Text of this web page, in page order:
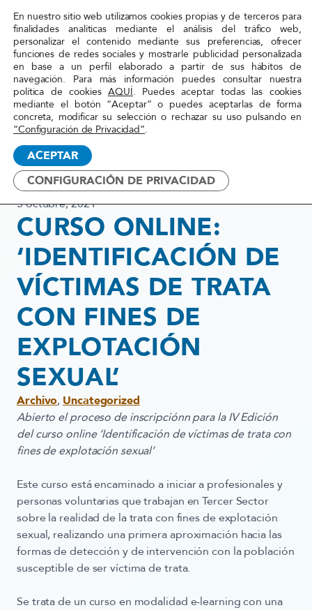
Red
Acoge
Inicio»Actualidad» CURSO ONLINE:
‘IDENTIFICACIÓN DE
VÍCTIMAS DE TRATA CON
5 octubre, 2021
CURSO ONLINE:
‘IDENTIFICACIÓN DE
VÍCTIMAS DE TRATA
CON FINES DE
EXPLOTACIÓN
SEXUAL’
Archivo, Uncategorized
Abierto el proceso de inscripciónn para la IV Edición
del curso online ‘Identificación de víctimas de trata con
fines de explotación sexual’
Este curso está encaminado a iniciar a profesionales y
personas voluntarias que trabajan en Tercer Sector
sobre la realidad de la trata con fines de explotación
sexual, realizando una primera aproximación hacia las
formas de detección y de intervención con la población
susceptible de ser víctima de trata.
Se trata de un curso en modalidad e-learning con una
En nuestro sitio web utilizamos cookies propias y de terceros para
finalidades analíticas mediante el análisis del tráfico web,
personalizar el contenido mediante sus preferencias, ofrecer
funciones de redes sociales y mostrarle publicidad personalizada
en base a un perfil elaborado a partir de sus hábitos de
navegación. Para más información puedes consultar nuestra
política de cookiesAQUÍ. Puedes aceptar todas las cookies
mediante el botón “Aceptar” o puedes aceptarlas de forma
concreta, modificar su selección o rechazar su uso pulsando en
“Configuración de Privacidad”.
ACEPTAR
CONFIGURACIÓN DE PRIVACIDAD